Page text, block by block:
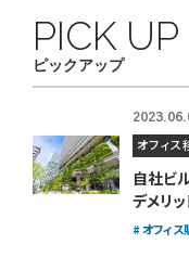
ピックアップ
PICK UP
オフィス
自社ビ
デメリ
オフィス